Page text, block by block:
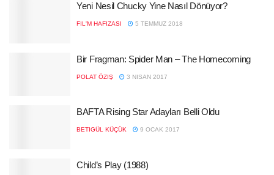
Yeni Nesil Chucky Yine Nasıl Dönüyor?
FIL'M HAFIZASI 5 TEMMUZ 2018
Bir Fragman: Spider Man – The Homecoming
POLAT ÖZIŞ 3 NISAN 2017
BAFTA Rising Star Adayları Belli Oldu
BETIGÜL KÜÇÜK 9 OCAK 2017
Child’s Play (1988)